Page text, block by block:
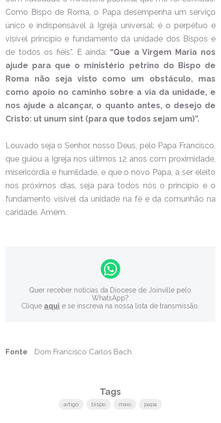
Como Bispo de Roma, o Papa desempenha um serviço
único e indispensável à Igreja universal: é o perpétuo e
visível princípio e fundamento da unidade dos Bispos e
de todos os fiéis”. E ainda: “Que a Virgem Maria nos
ajude para que o ministério petrino do Bispo de
Roma não seja visto como um obstáculo, mas
como apoio no caminho sobre a via da unidade, e
nos ajude a alcançar, o quanto antes, o desejo de
Cristo: ut unum sint (para que todos sejam um)”.
Louvado seja o Senhor, nosso Deus, pelo Papa Francisco,
que guiou a Igreja nos últimos 12 anos com proximidade,
misericórdia e humildade, e que o novo Papa, a ser eleito
nos próximos dias, seja para todos nós o princípio e o
fundamento visível da unidade na fé e da comunhão na
caridade. Amém.
Quer receber notícias da Diocese de Joinville pelo
WhatsApp?
Clique aqui e se inscreva na nossa lista de transmissão.
Fonte Dom Francisco Carlos Bach
Tags
artigo bispo maio papa